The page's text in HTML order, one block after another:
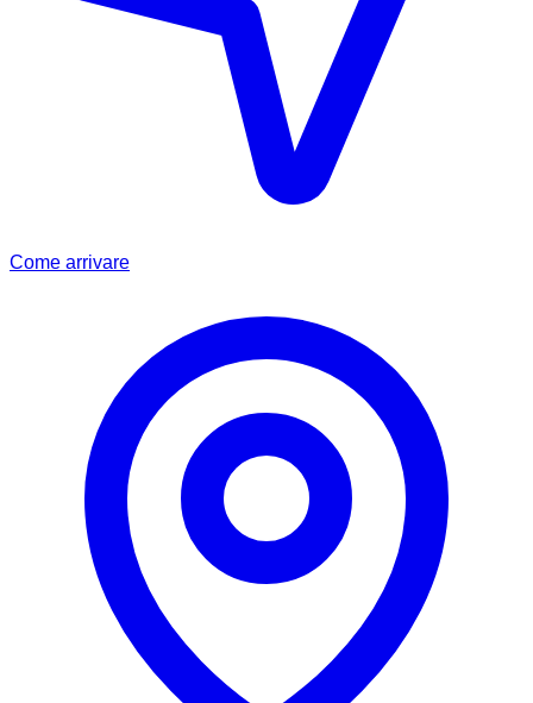
Come arrivare